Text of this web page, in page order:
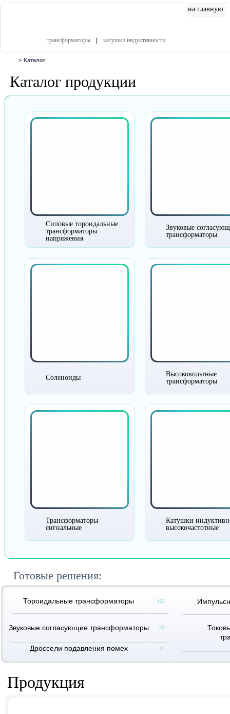
на главную
трансформаторы катушки индуктивности
> Каталог
Каталог продукции
Силовые тороидальные
трансформаторы
напряжения
Звуковые
трансформаторы
Соленоиды
Высоковольтные
трансформаторы
Трансформаторы
сигнальные
Катушки
высокочастотные
Готовые решения:
Тороидальные трансформаторы 123
Звуковые согласующие трансформаторы 32
Дроссели подавления помех
1
Продукция